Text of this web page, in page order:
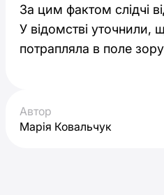
За цим фактом слідчі
У відомстві уточнили,
потрапляла в поле
Автор
Марія Ковальчук